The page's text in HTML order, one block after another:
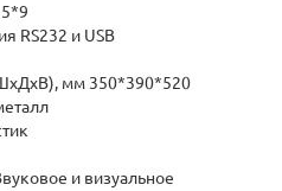
RS232 и USB
мм 350*390*520
и визуальное